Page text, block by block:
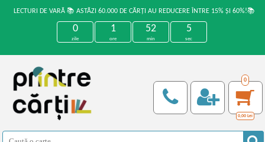
LECTURI DE VARĂ 📚 ASTĂZI 60.000 DE CĂRȚI AU REDUCERE ÎNTRE 15% ȘI 60%!📚
0
zile
1
ore
52
min
4
sec
0
0,00 Lei